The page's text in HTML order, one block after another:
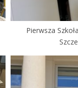
Pierwsza